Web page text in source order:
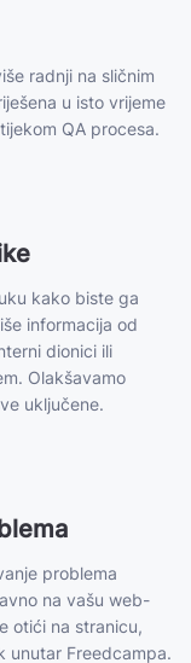
radnji na sličnim
u isto vrijeme
QA procesa.
kako biste ga
informacija od
dionici ili
Olakšavamo
uključene.
problema
na vašu web-
otići na stranicu,
unutar Freedcampa.